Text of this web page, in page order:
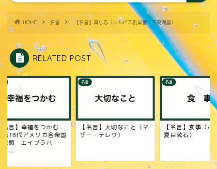
HOME 名言 【名言】異なる（カルピス創業者 三島海雲）
RELATED POST
言】幸福をつかむ
16代アメリカ合衆国
領 エイブラハ
名言
【名言】大切なこと（マ
ザー・テレサ）
名言
【名言】食事（小
夏目漱石）